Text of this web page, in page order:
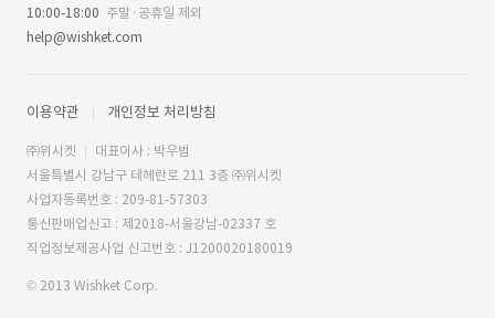
10:00-18:00 주말·공휴일 제외
help@wishket.com
이용약관 개인정보 처리방침
㈜위시켓
대표이사 : 박우범
서울특별시 강남구 테헤란로 211 3층 ㈜위시켓
사업자등록번호 : 209-81-57303
통신판매업신고 : 제2018-서울강남-02337 호
직업정보제공사업 신고번호 : J1200020180019
© 2013 Wishket Corp.